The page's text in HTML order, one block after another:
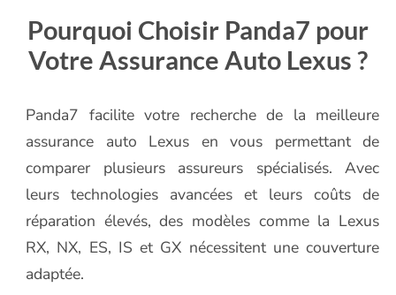
Pourquoi Choisir Panda7 pour
Votre Assurance Auto Lexus ?
Panda7 facilite votre recherche de la meilleure
assurance auto Lexus en vous permettant de
comparer plusieurs assureurs spécialisés. Avec
leurs technologies avancées et leurs coûts de
réparation élevés, des modèles comme la Lexus
RX, NX, ES, IS et GX nécessitent une couverture
adaptée.